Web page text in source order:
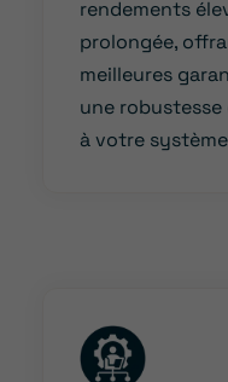
rendements
prolongée,
meilleures
une
à votre